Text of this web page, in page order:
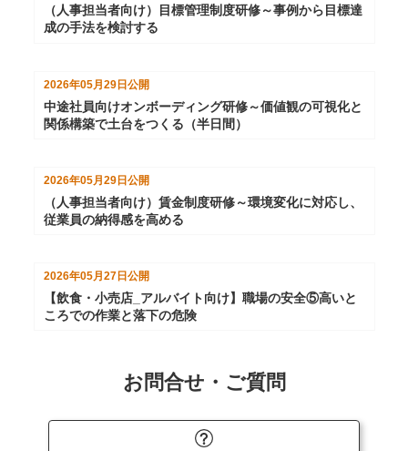
（人事担当者向け）目標管理制度研修～事例から目標達
成の手法を検討する
2026年05月29日公開
中途社員向けオンボーディング研修～価値観の可視化と
関係構築で土台をつくる（半日間）
2026年05月29日公開
（人事担当者向け）賃金制度研修～環境変化に対応し、
従業員の納得感を高める
2026年05月27日 公開
【飲食・小売店_アルバイト向け】職場の安全⑤高いと
ころでの作業と落下の危険
お問合せ・ご質問